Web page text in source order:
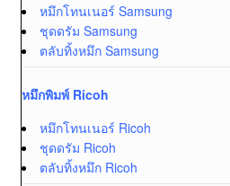
หมึกโทนเนอร์ Samsung
ชุดดรัม Samsung
ตลับทิ้งหมึก Samsung
หมึกพิมพ์ Ricoh
หมึกโทนเนอร์ Ricoh
ชุดดรัม Ricoh
ตลับทิ้งหมึก Ricoh